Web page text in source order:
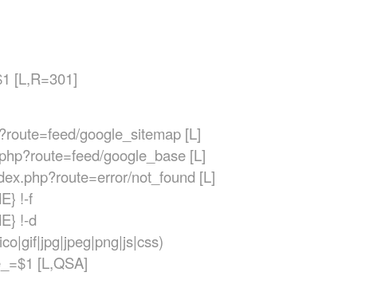
[L,R=301]
google_sitemap [L]
google_base [L]
not_found [L]
!-f
!-d
[L,QSA]